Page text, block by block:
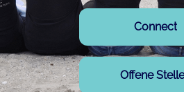
Connect
Offene